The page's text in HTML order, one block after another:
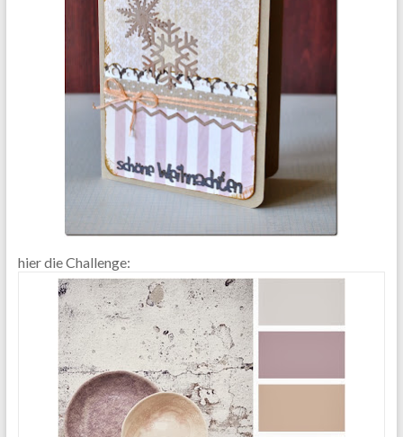
hier die Challenge: